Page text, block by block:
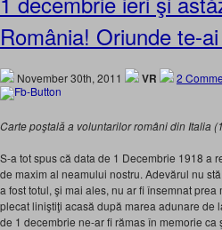
România! Oriunde te-
November 30th, 2011 VR 2
Carte poştală a voluntarilor români din Italia
S-a tot spus că data de 1 Decembrie 1918 a
de maxim al neamului nostru. Adevărul nu
a fost totul, şi mai ales, nu ar fi însemnat
plecat liniştiţi acasă după marea adunare de
de 1 decembrie ne-ar fi rămas în memorie